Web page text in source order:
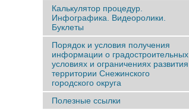
Калькулятор процедур.
Инфографика. Видеоролики.
Буклеты
Порядок и условия получения
информации о градостроительных
условиях и ограничениях развития
территории Снежинского
городского округа
Полезные ссылки